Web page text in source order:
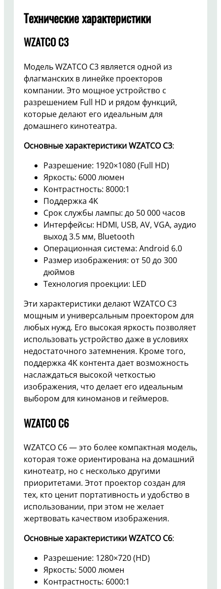
Технические характеристики
WZATCO C3
Модель WZATCO C3 является одной из
флагманских в линейке проекторов
компании. Это мощное устройство с
разрешением Full HD и рядом функций,
которые делают его идеальным для
домашнего кинотеатра.
Основные характеристики WZATCO C3:
Разрешение: 1920×1080 (Full HD)
Яркость: 6000 люмен
Контрастность: 8000:1
Поддержка 4K
Срок службы лампы: до 50 000 часов
Интерфейсы: HDMI, USB, AV, VGA, аудио
выход 3.5 мм, Bluetooth
Операционная система: Android 6.0
Размер изображения: от 50 до 300
дюймов
Технология проекции: LED
Эти характеристики делают WZATCO C3
мощным и универсальным проектором для
любых нужд. Его высокая яркость позволяет
использовать устройство даже в условиях
недостаточного затемнения. Кроме того,
поддержка 4K контента дает возможность
наслаждаться высокой четкостью
изображения, что делает его идеальным
выбором для киноманов и геймеров.
WZATCO C6
WZATCO C6 — это более компактная модель,
которая тоже ориентирована на домашний
кинотеатр, но с несколько другими
приоритетами. Этот проектор создан для
тех, кто ценит портативность и удобство в
использовании, при этом не желает
жертвовать качеством изображения.
Основные характеристики WZATCO C6:
Разрешение: 1280×720 (HD)
Яркость: 5000 люмен
Контрастность: 6000:1